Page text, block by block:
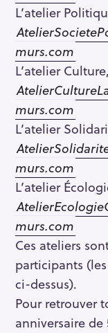
L’atelier
murs.com
L’atelier
murs.com
L’atelier
murs.com
L’atelier
murs.com
Ces ateliers
participants
ci-dessus).
Pour retrouver
anniversaire de